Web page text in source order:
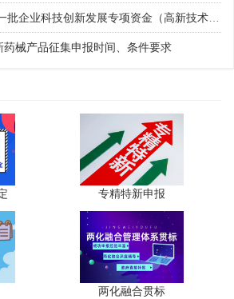
补贴
站、工作站经认定后给予100万元
，创新实践基地50万元。分站、创新
(分站)的，按相应标准补齐差额部分。
1名在站博士后，珠海市给予设站单
。
福利
制本科、硕士、博士等青年研发人
租金为同区域同类型同品质市场商品住
年租金为50%。博士和高级职称人才一
级职称和高级技师人才两人一套房，本
间房，三年最高可省下12万元租金成
发展专项资金（高新技术企业认定补助）申报时间、条件要求、奖补标准
械产品征集申报时间、条件要求
专精特新申报
两化融合贯标